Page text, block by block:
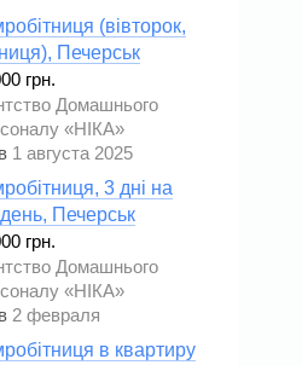
(вівторок,
Печерськ
грн.
Домашнього
«НІКА»
1 августа 2025
3 дні на
Печерськ
грн.
Домашнього
«НІКА»
2 февраля
в квартиру